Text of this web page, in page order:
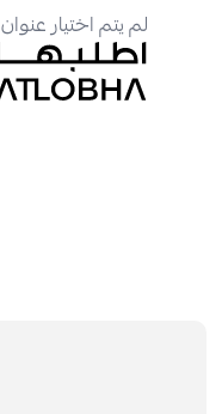
لم يتم اختيار عنوان